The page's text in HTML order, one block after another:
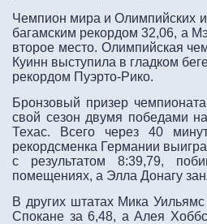
Чемпион мира и Олимпийских
багамским рекордом 32,06, а
второе место. Олимпийская
Куинн выступила в гладком
рекордом Пуэрто-Рико.
Бронзовый призер
свой сезон двумя победами
Техас. Всего через 40
рекордсменка Германии
с результатом 8:39,79,
помещениях, а Элла Донагу
В других штатах Мика
Спокане за 6,48, а Алея